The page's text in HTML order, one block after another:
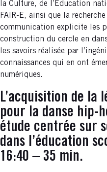
la Culture, de l’Éducation
FAIR-E, ainsi que la
communication explicite les
construction du cercle en
les savoirs réalisée par
connaissances qui en ont
numériques.
L’acquisition de la
pour la danse hip-
étude centrée sur
dans l’éducation
16:40 – 35 min.